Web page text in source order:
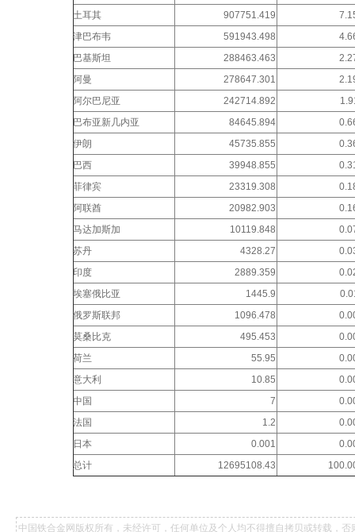
土耳其
907751.419
津巴布韦
591943.498
巴基斯坦
288463.463
阿曼
278647.301
阿尔巴尼亚
242714.892
巴布亚新几内亚
84645.894
伊朗
45735.855
巴西
39948.855
菲律宾
23319.308
阿联酋
20982.903
马达加斯加
10119.848
苏丹
4328.27
印度
2889.359
埃塞俄比亚
1445.9
俄罗斯联邦
1096.478
莫桑比克
495.453
荷兰
55.95
意大利
10.85
中国
7
法国
1.2
日本
0.001
总计
12695108.43
中国铁合金网版权所有，未经许可，任何单位及个人均不得擅自拷贝或转载，